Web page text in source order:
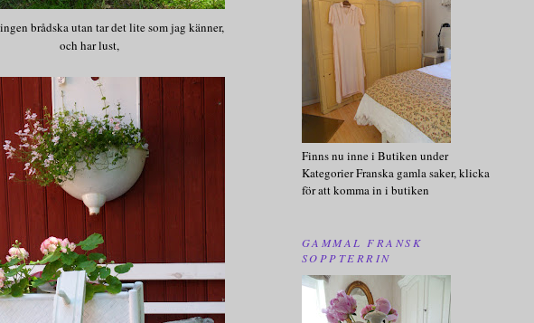
brådska utan tar det lite som jag känner,
och har lust,
Finns nu inne i Butiken under
Kategorier Franska gamla saker, klicka
för att komma in i butiken
GAMMAL FRANSK
SOPPTERRIN